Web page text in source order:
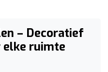
– Decoratief
elke ruimte